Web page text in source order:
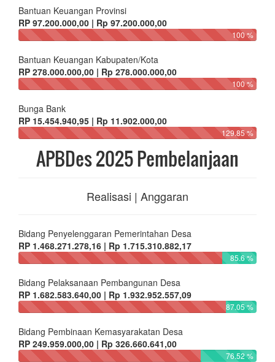
Bantuan Keuangan Provinsi
RP 97.200.000,00 | Rp 97.200.000,00
100 %
Bantuan Keuangan Kabupaten/Kota
RP 278.000.000,00 | Rp 278.000.000,00
100 %
Bunga Bank
RP 15.454.940,95 | Rp 11.902.000,00
129.85 %
APBDes 2025 Pembelanjaan
Realisasi | Anggaran
Bidang Penyelenggaran Pemerintahan Desa
RP 1.468.271.278,16 | Rp 1.715.310.882,17
85.6 %
Bidang Pelaksanaan Pembangunan Desa
RP 1.682.583.640,00 | Rp 1.932.952.557,09
87.05 %
Bidang Pembinaan Kemasyarakatan Desa
RP 249.959.000,00 | Rp 326.660.641,00
76.52 %